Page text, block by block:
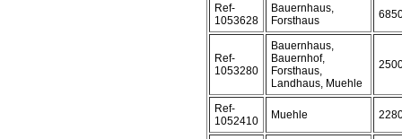
Ref-
1053628
Bauernhaus,
Forsthaus
Ref-
1053280
Bauernhaus,
Bauernhof,
Forsthaus,
Landhaus, Muehle
Ref-
1052410
Muehle